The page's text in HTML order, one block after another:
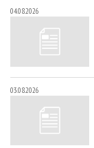
04.08.2026
03.08.2026